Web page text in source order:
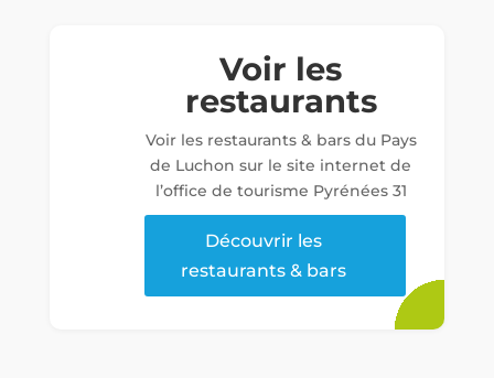
Voir les
restaurants
Voir les restaurants & bars du Pays
de Luchon sur le site internet de
l’office de tourisme Pyrénées 31
Découvrir les
restaurants & bars